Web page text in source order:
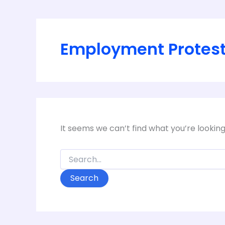
Employment
It seems we can’t find what you’re
for: